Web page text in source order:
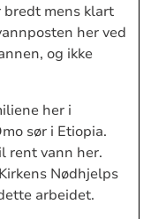
bredt mens klart
her ved
og ikke
her i
sør i Etiopia.
rent vann her.
Nødhjelps
arbeidet.